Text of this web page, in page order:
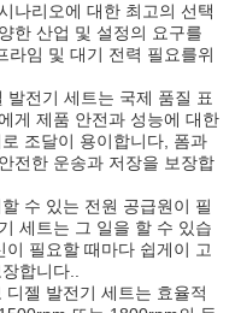
나리오에 대한 최고의 선택
한 산업 및 설정의 요구를
라임 및 대기 전력 필요를위
전기 세트는 국제 품질 표
게 제품 안전과 성능에 대한
조달이 용이합니다, 폼과
전한 운송과 저장을 보장합
수 있는 전원 공급원이 필
세트는 그 일을 할 수 있습
필요할 때마다 쉽게이 고
합니다..
젤 발전기 세트는 효율적